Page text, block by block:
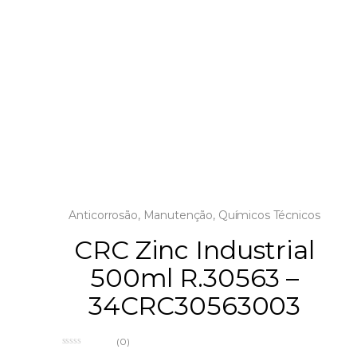
Anticorrosão, Manutenção, Químicos Técnicos
CRC Zinc Industrial
500ml R.30563 –
34CRC30563003
(0)